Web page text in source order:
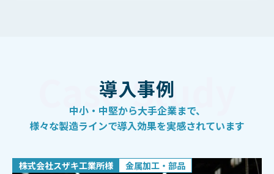
導入事例
中小・中堅から大手企業まで、
様々な製造ラインで導入効果を実感されています
株式会社スザキ工業所様 金属加工・部品